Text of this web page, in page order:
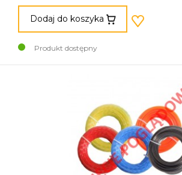
Dodaj do koszyka
Produkt dostępny